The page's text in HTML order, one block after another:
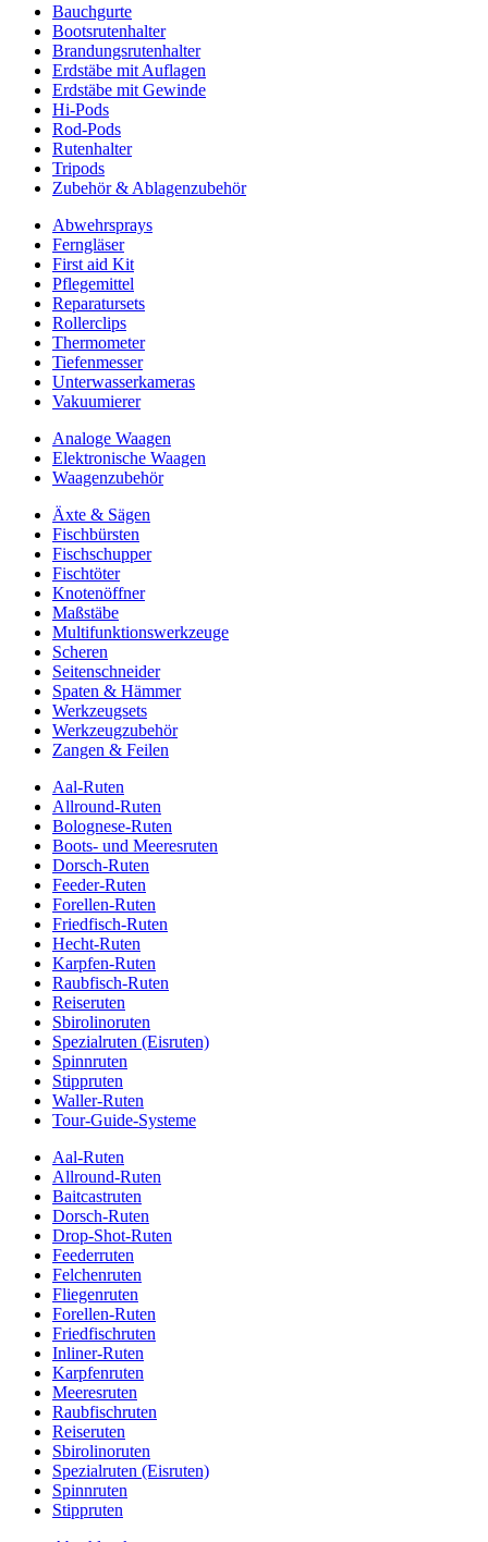
Bauchgurte
Bootsrutenhalter
Brandungsrutenhalter
Erdstäbe mit Auflagen
Erdstäbe mit Gewinde
Hi-Pods
Rod-Pods
Rutenhalter
Tripods
Zubehör & Ablagenzubehör
Abwehrsprays
Ferngläser
First aid Kit
Pflegemittel
Reparatursets
Rollerclips
Thermometer
Tiefenmesser
Unterwasserkameras
Vakuumierer
Analoge Waagen
Elektronische Waagen
Waagenzubehör
Äxte & Sägen
Fischbürsten
Fischschupper
Fischtöter
Knotenöffner
Maßstäbe
Multifunktionswerkzeuge
Scheren
Seitenschneider
Spaten & Hämmer
Werkzeugsets
Werkzeugzubehör
Zangen & Feilen
Aal-Ruten
Allround-Ruten
Bolognese-Ruten
Boots- und Meeresruten
Dorsch-Ruten
Feeder-Ruten
Forellen-Ruten
Friedfisch-Ruten
Hecht-Ruten
Karpfen-Ruten
Raubfisch-Ruten
Reiseruten
Sbirolinoruten
Spezialruten (Eisruten)
Spinnruten
Stippruten
Waller-Ruten
Tour-Guide-Systeme
Aal-Ruten
Allround-Ruten
Baitcastruten
Dorsch-Ruten
Drop-Shot-Ruten
Feederruten
Felchenruten
Fliegenruten
Forellen-Ruten
Friedfischruten
Inliner-Ruten
Karpfenruten
Meeresruten
Raubfischruten
Reiseruten
Sbirolinoruten
Spezialruten (Eisruten)
Spinnruten
Stippruten